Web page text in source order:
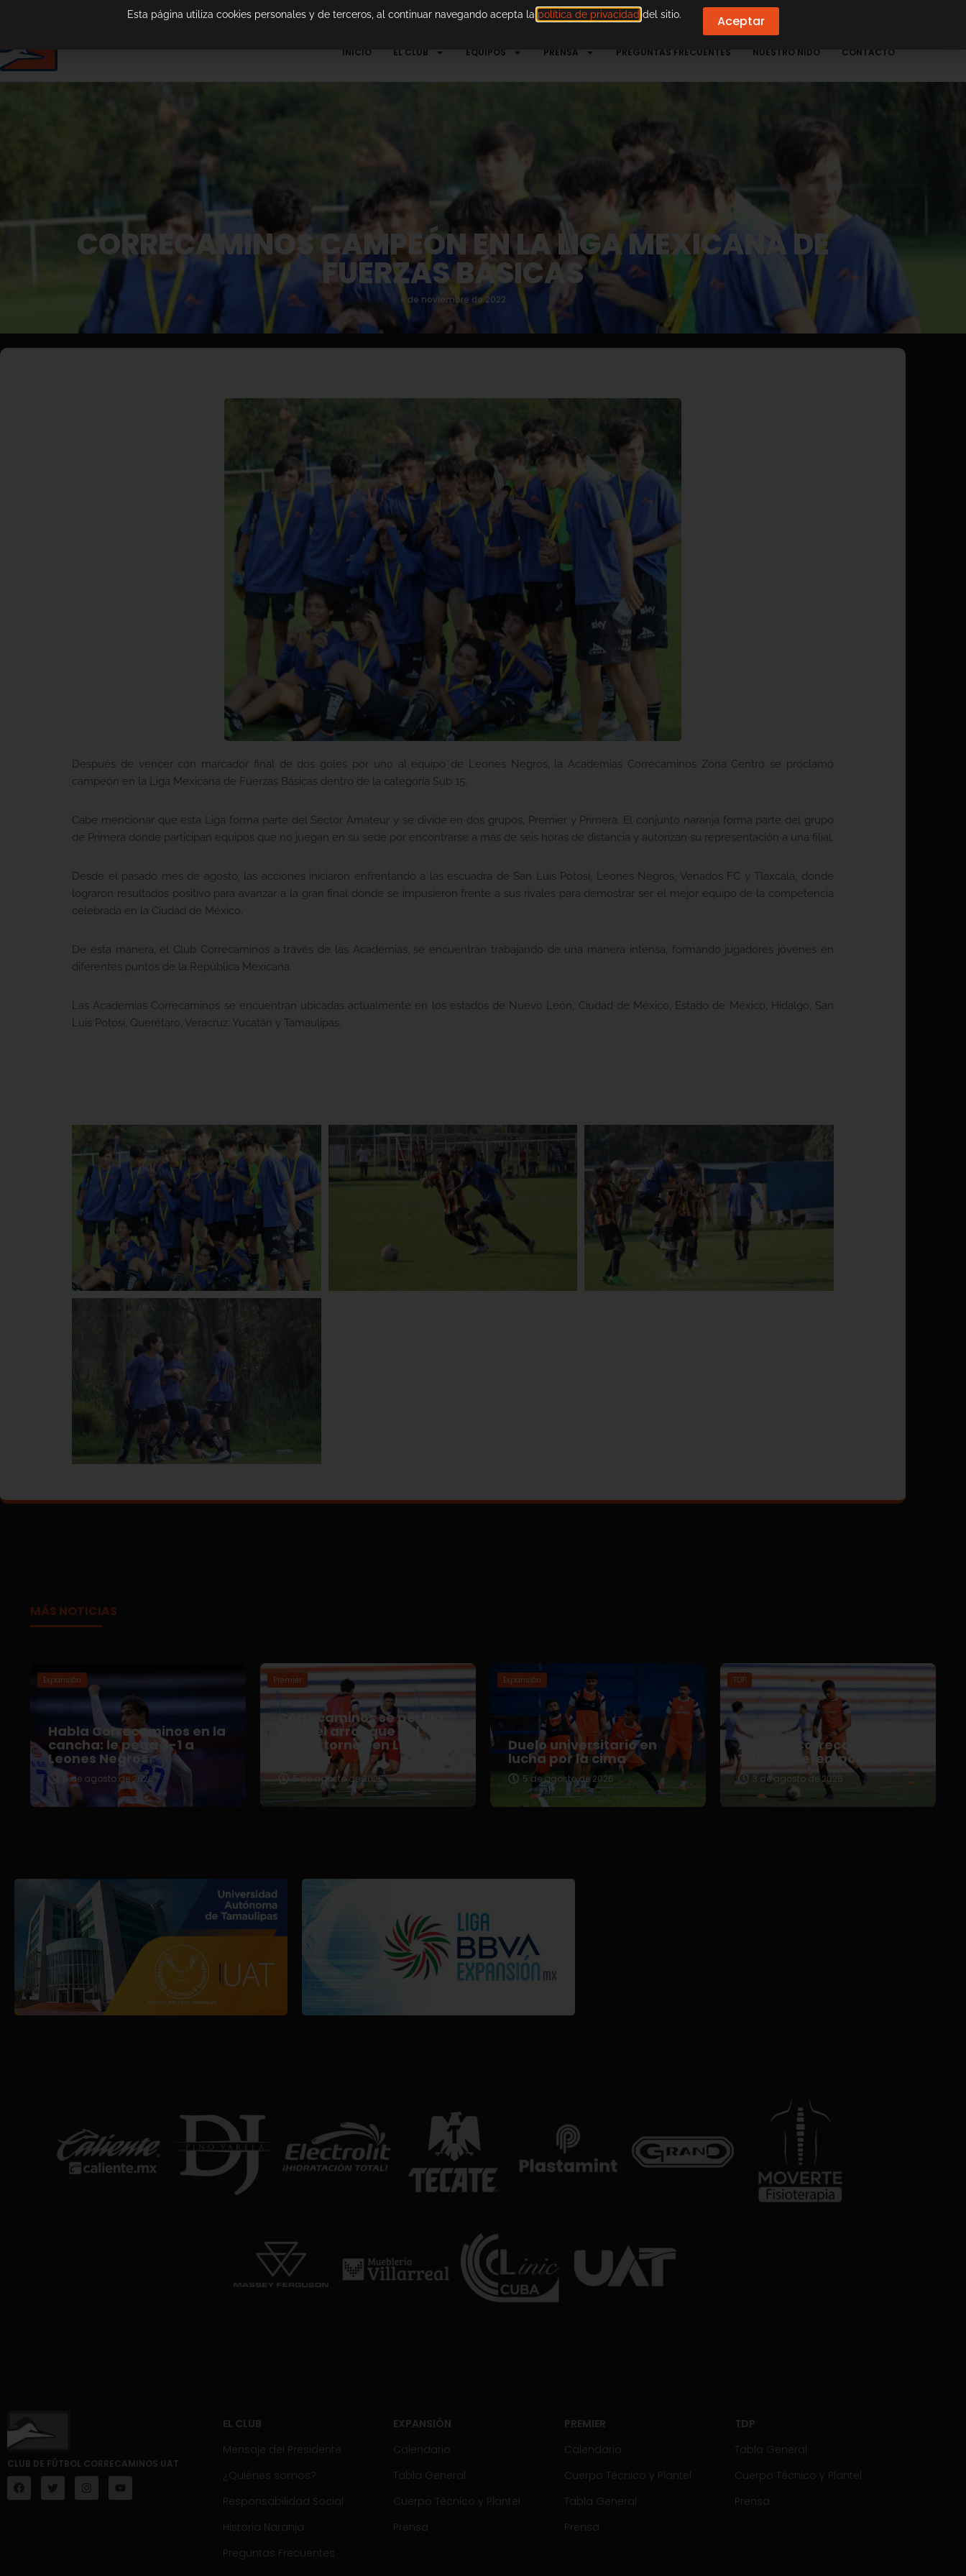
INICIO EL CLUB EQUIPOS PRENSA PREGUNTAS FRECUENTES NUESTRO NIDO CONTACTO
CORRECAMINOS CAMPEÓN EN LA LIGA MEXICANA DE
FUERZAS BÁSICAS
8 de noviembre de 2022
Después de vencer con marcador final de dos goles por uno al equipo de Leones Negros, la Academias Correcaminos Zona Centro se proclamó
campeón en la Liga Mexicana de Fuerzas Básicas dentro de la categoría Sub 15.
Cabe mencionar que esta Liga forma parte del Sector Amateur y se divide en dos grupos, Premier y Primera. El conjunto naranja forma parte del grupo
de Primera donde participan equipos que no juegan en su sede por encontrarse a más de seis horas de distancia y autorizan su representación a una filial.
Desde el pasado mes de agosto, las acciones iniciaron enfrentando a las escuadra de San Luis Potosí, Leones Negros, Venados FC y Tlaxcala, donde
lograron resultados positivo para avanzar a la gran final donde se impusieron frente a sus rivales para demostrar ser el mejor equipo de la competencia
celebrada en la Ciudad de México.
De esta manera, el Club Correcaminos a través de las Academias, se encuentran trabajando de una manera intensa, formando jugadores jóvenes en
diferentes puntos de la República Mexicana.
Las Academias Correcaminos se encuentran ubicadas actualmente en los estados de Nuevo León, Ciudad de México, Estado de México, Hidalgo, San
Luis Potosí, Querétaro, Veracruz. Yucatán y Tamaulipas.
MÁS NOTICIAS
Expansión
Habla Correcaminos en la
cancha: le pega 3-1 a
Leones Negros
6 de agosto de 2026
Premier
Correcaminos se perfila
para el arranque del
nuevo torneo en Liga
Premier
5 de agosto de 2026
Expansión
Duelo universitario en
lucha por la cima
5 de agosto de 2026
TDP
Afianza Correcaminos
TDP su pretemporada
3 de agosto de 2026
CLUB DE FÚTBOL CORRECAMINOS UAT
EL CLUB
Mensaje del Presidente
¿Quiénes somos?
Responsabilidad Social
Historia Naranja
Preguntas Frecuentes
EXPANSIÓN
Calendario
Tabla General
Cuerpo Técnico y Plantel
Prensa
PREMIER
Calendario
Cuerpo Técnico y Plantel
Tabla General
Prensa
TDP
Tabla General
Cuerpo Técnico y Plantel
Prensa
Esta página utiliza cookies personales y de terceros, al continuar navegando acepta la política de privacidad del sitio. Aceptar